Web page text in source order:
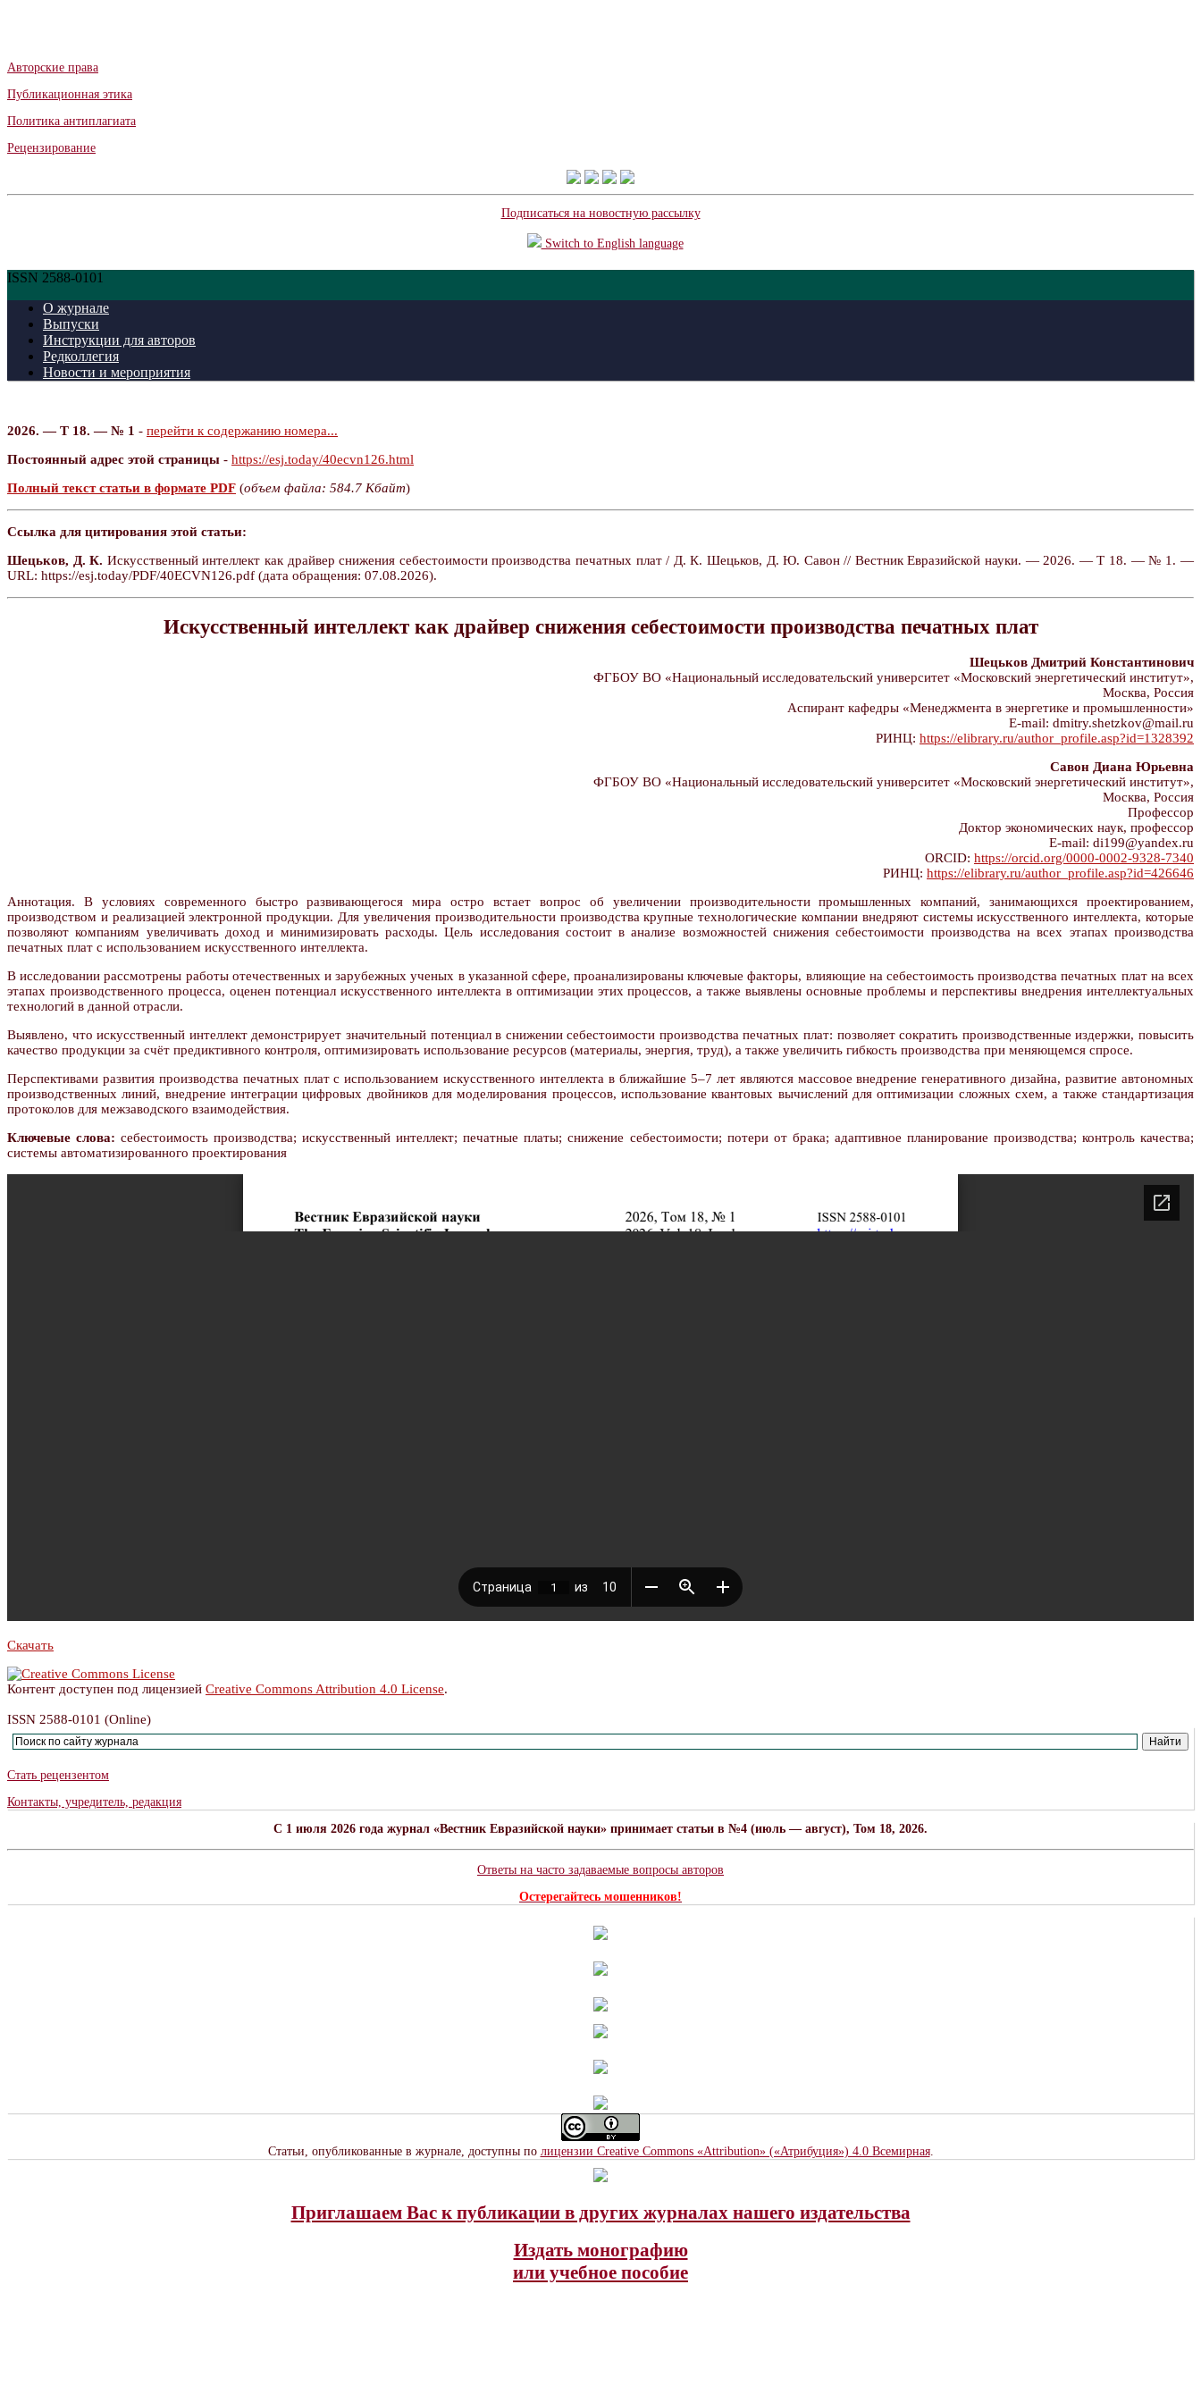
Авторские права
Публикационная этика
Политика антиплагиата
Рецензирование
Подписаться на новостную рассылку
Switch to English language
ISSN 2588-0101
О журнале
Выпуски
Инструкции для авторов
Редколлегия
Новости и мероприятия
2026. — Т 18. — № 1 - перейти к содержанию номера...
Постоянный адрес этой страницы - https://esj.today/40ecvn126.html
Полный текст статьи в формате PDF (объем файла: 584.7 Кбайт)
Ссылка для цитирования этой статьи:
Шецьков, Д. К. Искусственный интеллект как драйвер снижения себестоимости производства печатных плат / Д. К. Шецьков, Д. Ю. Савон // Вестник Евразийской науки. — 2026. — Т 18. — № 1. —
URL: https://esj.today/PDF/40ECVN126.pdf (дата обращения: 07.08.2026).
Искусственный интеллект как драйвер снижения себестоимости производства печатных плат
Шецьков Дмитрий Константинович
ФГБОУ ВО «Национальный исследовательский университет «Московский энергетический институт»,
Москва, Россия
Аспирант кафедры «Менеджмента в энергетике и промышленности»
E-mail: dmitry.shetzkov@mail.ru
РИНЦ: https://elibrary.ru/author_profile.asp?id=1328392
Савон Диана Юрьевна
ФГБОУ ВО «Национальный исследовательский университет «Московский энергетический институт»,
Москва, Россия
Профессор
Доктор экономических наук, профессор
E-mail: di199@yandex.ru
ORCID: https://orcid.org/0000-0002-9328-7340
РИНЦ: https://elibrary.ru/author_profile.asp?id=426646
Аннотация. В условиях современного быстро развивающегося мира остро встает вопрос об увеличении производительности промышленных компаний, занимающихся проектированием,
производством и реализацией электронной продукции. Для увеличения производительности производства крупные технологические компании внедряют системы искусственного интеллекта, которые
позволяют компаниям увеличивать доход и минимизировать расходы. Цель исследования состоит в анализе возможностей снижения себестоимости производства на всех этапах производства
печатных плат с использованием искусственного интеллекта.
В исследовании рассмотрены работы отечественных и зарубежных ученых в указанной сфере, проанализированы ключевые факторы, влияющие на себестоимость производства печатных плат на всех
этапах производственного процесса, оценен потенциал искусственного интеллекта в оптимизации этих процессов, а также выявлены основные проблемы и перспективы внедрения интеллектуальных
технологий в данной отрасли.
Выявлено, что искусственный интеллект демонстрирует значительный потенциал в снижении себестоимости производства печатных плат: позволяет сократить производственные издержки, повысить
качество продукции за счёт предиктивного контроля, оптимизировать использование ресурсов (материалы, энергия, труд), а также увеличить гибкость производства при меняющемся спросе.
Перспективами развития производства печатных плат с использованием искусственного интеллекта в ближайшие 5–7 лет являются массовое внедрение генеративного дизайна, развитие автономных
производственных линий, внедрение интеграции цифровых двойников для моделирования процессов, использование квантовых вычислений для оптимизации сложных схем, а также стандартизация
протоколов для межзаводского взаимодействия.
Ключевые слова: себестоимость производства; искусственный интеллект; печатные платы; снижение себестоимости; потери от брака; адаптивное планирование производства; контроль качества;
системы автоматизированного проектирования
Скачать
Контент доступен под лицензией Creative Commons Attribution 4.0 License.
ISSN 2588-0101 (Online)
Стать рецензентом
Контакты, учредитель, редакция
C 1 июля 2026 года журнал «Вестник Евразийской науки» принимает статьи в №4 (июль — август), Том 18, 2026.
Ответы на часто задаваемые вопросы авторов
Остерегайтесь мошенников!
Статьи, опубликованные в журнале, доступны по лицензии Creative Commons «Attribution» («Атрибуция») 4.0 Всемирная.
Приглашаем Вас к публикации в других журналах нашего издательства
Издать монографию
или учебное пособие